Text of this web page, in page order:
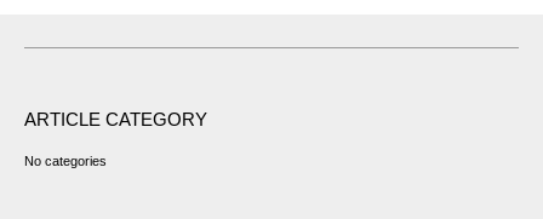
ARTICLE CATEGORY
No categories